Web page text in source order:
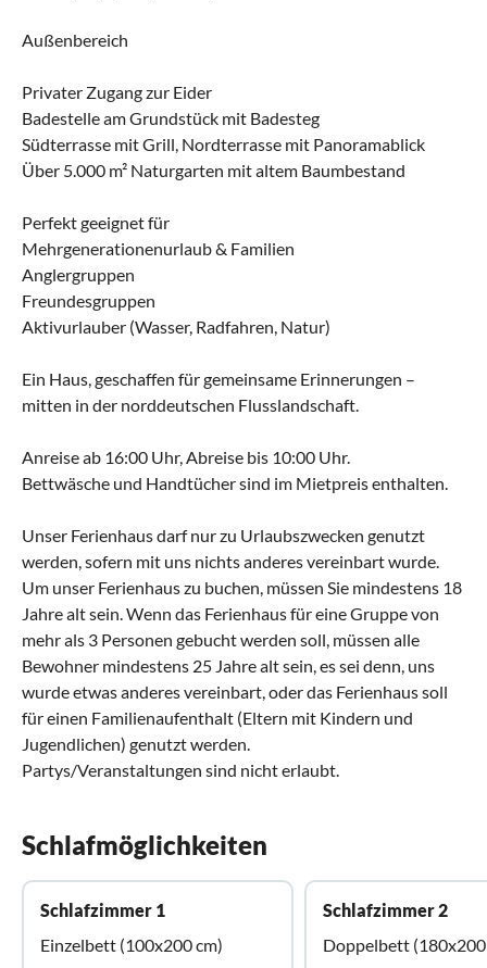
Außenbereich
Privater Zugang zur Eider
Badestelle am Grundstück mit Badesteg
Südterrasse mit Grill, Nordterrasse mit Panoramablick
Über 5.000 m² Naturgarten mit altem Baumbestand
Perfekt geeignet für
Mehrgenerationenurlaub & Familien
Anglergruppen
Freundesgruppen
Aktivurlauber (Wasser, Radfahren, Natur)
Ein Haus, geschaffen für gemeinsame Erinnerungen –
mitten in der norddeutschen Flusslandschaft.
Anreise ab 16:00 Uhr, Abreise bis 10:00 Uhr.
Bettwäsche und Handtücher sind im Mietpreis enthalten.
Unser Ferienhaus darf nur zu Urlaubszwecken genutzt
werden, sofern mit uns nichts anderes vereinbart wurde.
Um unser Ferienhaus zu buchen, müssen Sie mindestens 18
Jahre alt sein. Wenn das Ferienhaus für eine Gruppe von
mehr als 3 Personen gebucht werden soll, müssen alle
Bewohner mindestens 25 Jahre alt sein, es sei denn, uns
wurde etwas anderes vereinbart, oder das Ferienhaus soll
für einen Familienaufenthalt (Eltern mit Kindern und
Jugendlichen) genutzt werden.
Partys/Veranstaltungen sind nicht erlaubt.
Schlafmöglichkeiten
Schlafzimmer 1
Einzelbett (100x200 cm)
Schlafzimmer 2
Doppelbett (180x200